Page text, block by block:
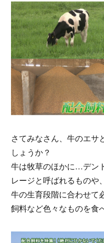
さてみなさん、牛のエサ
しょうか？
牛は牧草のほかに…デン
レージと呼ばれるものや、
牛の生育段階に合わせて
飼料など色々なものを食